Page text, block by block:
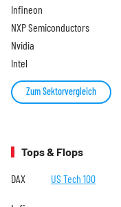
Infineon
NXP Semiconductors
Nvidia
Intel
Zum Sektorvergleich
Tops & Flops
DAX US Tech 100